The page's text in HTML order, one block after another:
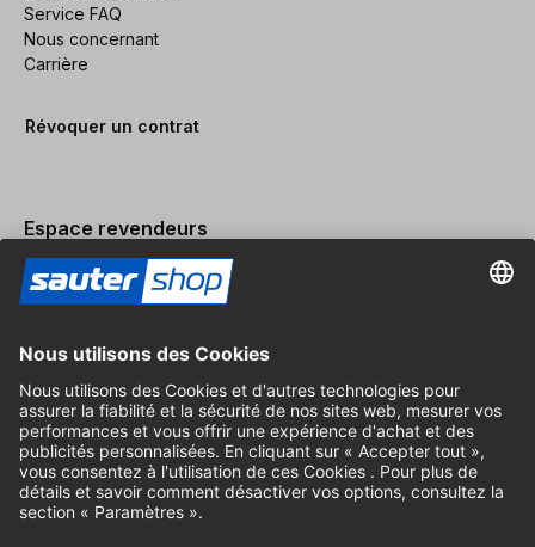
Service FAQ
Nous concernant
Carrière
Révoquer un contrat
Espace revendeurs
Devenir revendeur
Mentions légales
Conditions Générales
Protection des Données
Paramètres des Cookies